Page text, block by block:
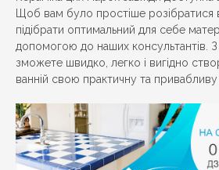
Щоб вам було простіше розібратися в
підібрати оптимальний для себе
допомогою до наших консультантів.
зможете швидко, легко і вигідно
ванній свою практичну та привабливу